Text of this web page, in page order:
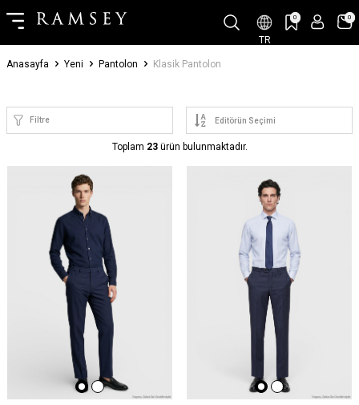
TR
0 0
Anasayfa Yeni Pantolon Klasik Pantolon
Filtre
Toplam 23ürün bulunmaktadır.